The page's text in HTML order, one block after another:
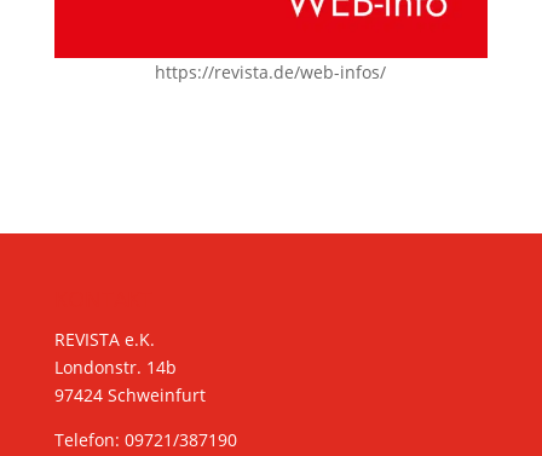
https://revista.de/web-infos/
REVISTA e.K.
Londonstr. 14b
97424 Schweinfurt
Telefon: 09721/387190